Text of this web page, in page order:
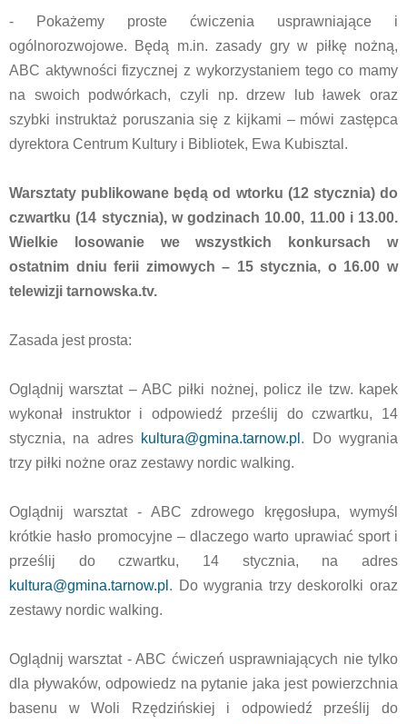
- Pokażemy proste ćwiczenia usprawniające i
ogólnorozwojowe. Będą m.in. zasady gry w piłkę nożną,
ABC aktywności fizycznej z wykorzystaniem tego co mamy
na swoich podwórkach, czyli np. drzew lub ławek oraz
szybki instruktaż poruszania się z kijkami – mówi zastępca
dyrektora Centrum Kultury i Bibliotek, Ewa Kubisztal.
Warsztaty publikowane będą od wtorku (12 stycznia) do
czwartku (14 stycznia), w godzinach 10.00, 11.00 i 13.00.
Wielkie losowanie we wszystkich konkursach w
ostatnim dniu ferii zimowych – 15 stycznia, o 16.00 w
telewizji tarnowska.tv.
Zasada jest prosta:
Oglądnij warsztat – ABC piłki nożnej, policz ile tzw. kapek
wykonał instruktor i odpowiedź prześlij do czwartku, 14
stycznia, na adres kultura@gmina.tarnow.pl . Do wygrania
trzy piłki nożne oraz zestawy nordic walking.
Oglądnij warsztat - ABC zdrowego kręgosłupa, wymyśl
krótkie hasło promocyjne – dlaczego warto uprawiać sport i
prześlij do czwartku, 14 stycznia, na adres
kultura@gmina.tarnow.pl . Do wygrania trzy deskorolki oraz
zestawy nordic walking.
Oglądnij warsztat - ABC ćwiczeń usprawniających nie tylko
dla pływaków, odpowiedz na pytanie jaka jest powierzchnia
basenu w Woli Rzędzińskiej i odpowiedź prześlij do